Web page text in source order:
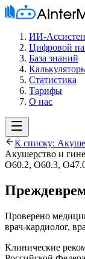
ИИ-
Цифровой
База знаний
Статистика
Тарифы
О нас
К списку:
Акушерство и
O60.2, O60.3,
Проверено
врач-кардиолог,
Клинические